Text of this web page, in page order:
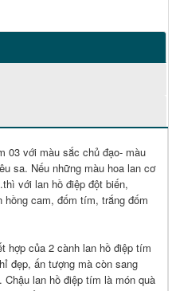
03 với màu sắc chủ đạo- màu
sa. Nếu những màu hoa lan cơ
với lan hồ điệp đột biến,
cam, đốm tím, trắng đốm
hợp của 2 cành lan hồ điệp tím
đẹp, ấn tượng mà còn sang
lan hồ điệp tím là món quà